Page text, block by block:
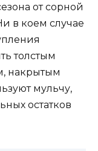
от сорной
в коем случае
толстым
накрытым
мульчу,
остатков